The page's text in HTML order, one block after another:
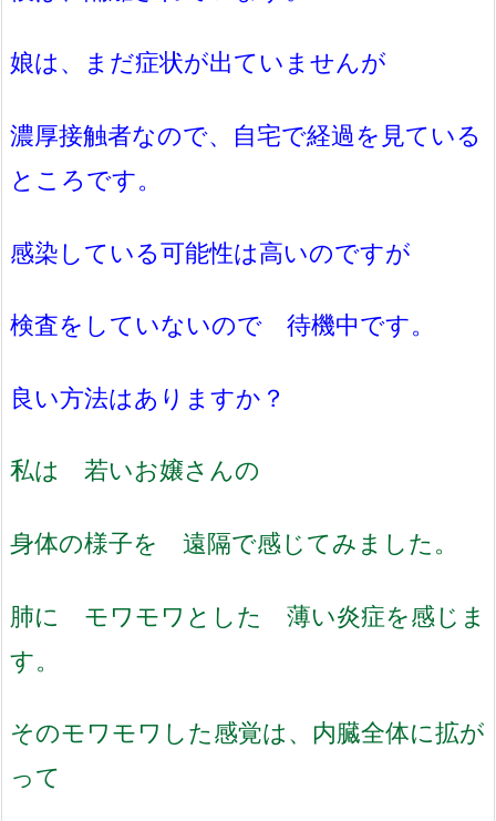
娘は、まだ症状が出ていませんが
濃厚接触者なので、自宅で経過を見ている
ところです。
感染している可能性は高いのですが
検査をしていないので 待機中です。
良い方法はありますか？
私は 若いお嬢さんの
身体の様子を 遠隔で感じてみました。
肺に モワモワとした 薄い炎症を感じま
す。
そのモワモワした感覚は、内臓全体に拡が
って